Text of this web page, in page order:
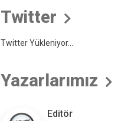
Twitter
Twitter Yükleniyor...
Yazarlarımız
Editör